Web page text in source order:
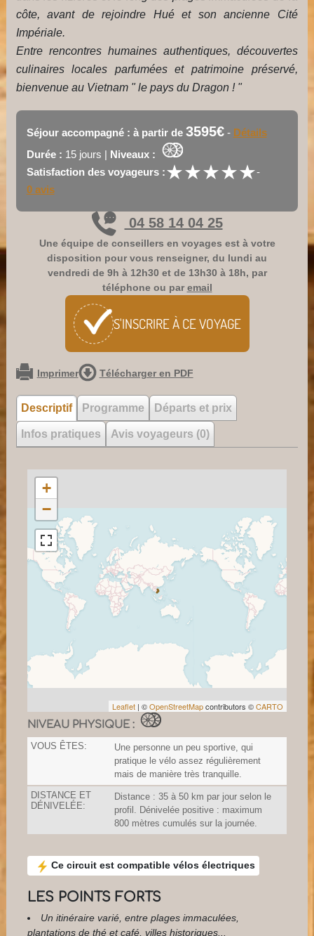
côte, avant de rejoindre Hué et son ancienne Cité
Impériale.
Entre rencontres humaines authentiques, découvertes
culinaires locales parfumées et patrimoine préservé,
bienvenue au Vietnam " le pays du Dragon ! "
Séjour accompagné : à partir de 3595€- Détails
Durée : 15 jours | Niveaux :
Satisfaction des voyageurs :★
★★
★★
★★
★★
★-
0 avis
04 58 14 04 25
Une équipe de conseillers en voyages est à votre
disposition pour vous renseigner, du lundi au
vendredi de 9h à 12h30 et de 13h30 à 18h, par
téléphone ou paremail
S'INSCRIRE À CEVOYAGE
Imprimer Télécharger en PDF
Descriptif Programme Départs et prix
Infos pratiques Avis voyageurs (0)
+
−
Leaflet | ©OpenStreetMapcontributors ©CARTO
NIVEAU PHYSIQUE :
VOUS ÊTES:
Une personne un peu sportive, qui
pratique le vélo assez régulièrement
mais de manière très tranquille.
DISTANCE ET
DÉNIVELÉE:
Distance : 35 à 50 km par jour selon le
profil. Dénivelée positive : maximum
800 mètres cumulés sur la journée.
Ce circuit est compatible vélos électriques
LES POINTS FORTS
Un itinéraire varié, entre plages immaculées,
plantations de thé et café, villes historiques...